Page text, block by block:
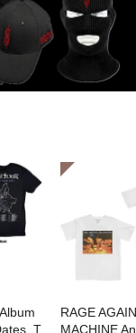
T
RAGE
MACHINE